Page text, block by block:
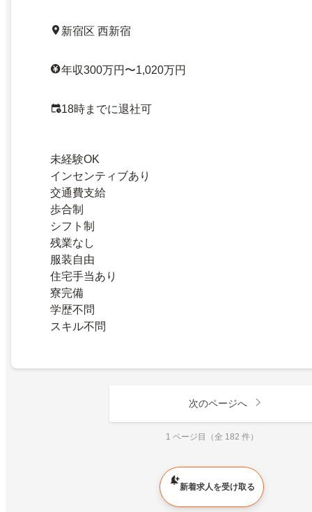
新宿区 西新宿
年収300万円〜1,020万円
18時までに退社可
未経験OK
インセンティブあり
交通費支給
歩合制
シフト制
残業なし
服装自由
住宅手当あり
寮完備
学歴不問
スキル不問
次のページへ
1 ページ目（全 182 件）
新着求人を受け取る